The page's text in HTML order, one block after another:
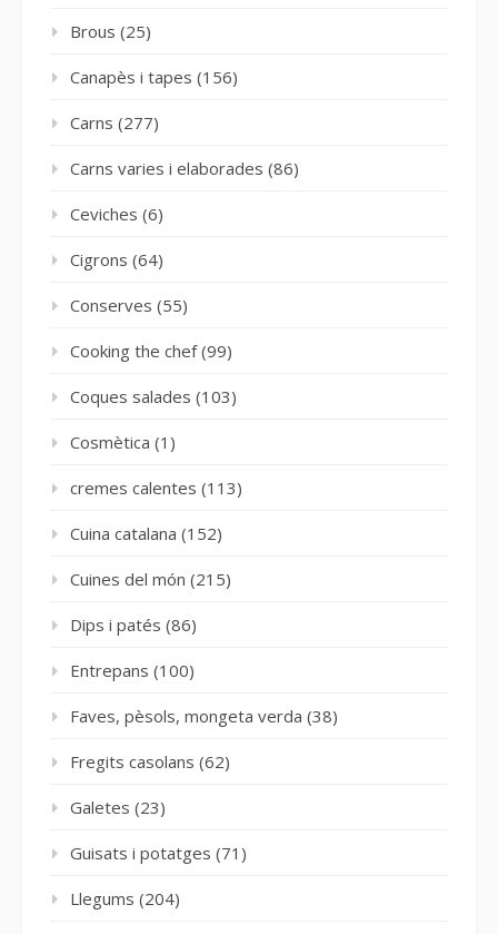
Brous (25)
Canapès i tapes (156)
Carns (277)
Carns varies i elaborades (86)
Ceviches (6)
Cigrons (64)
Conserves (55)
Cooking the chef(99)
Coques salades (103)
Cosmètica (1)
cremes calentes (113)
Cuina catalana (152)
Cuines del món (215)
Dips i patés (86)
Entrepans (100)
Faves, pèsols, mongeta verda (38)
Fregits casolans (62)
Galetes (23)
Guisats i potatges (71)
Llegums (204)